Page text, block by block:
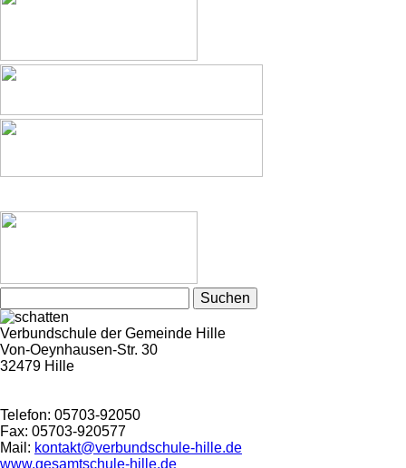
nach:
Verbundschule der Gemeinde Hille
Von-Oeynhausen-Str. 30
32479 Hille
Telefon: 05703-92050
Fax: 05703-920577
Mail: kontakt@verbundschule-hille.de
www.gesamtschule-hille.de